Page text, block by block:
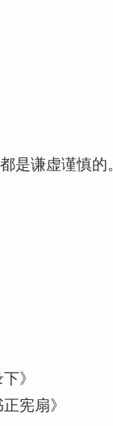
是谦虚谨慎的
》
宪扇》